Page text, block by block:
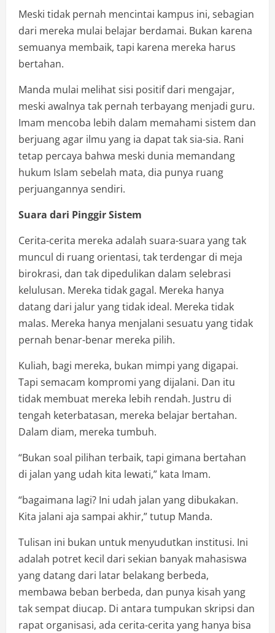
Meski tidak pernah mencintai kampus ini, sebagian
dari mereka mulai belajar berdamai. Bukan karena
semuanya membaik, tapi karena mereka harus
bertahan.
Manda mulai melihat sisi positif dari mengajar,
meski awalnya tak pernah terbayang menjadi guru.
Imam mencoba lebih dalam memahami sistem dan
berjuang agar ilmu yang ia dapat tak sia-sia. Rani
tetap percaya bahwa meski dunia memandang
hukum Islam sebelah mata, dia punya ruang
perjuangannya sendiri.
Suara dari Pinggir Sistem
Cerita-cerita mereka adalah suara-suara yang tak
muncul di ruang orientasi, tak terdengar di meja
birokrasi, dan tak dipedulikan dalam selebrasi
kelulusan. Mereka tidak gagal. Mereka hanya
datang dari jalur yang tidak ideal. Mereka tidak
malas. Mereka hanya menjalani sesuatu yang tidak
pernah benar-benar mereka pilih.
Kuliah, bagi mereka, bukan mimpi yang digapai.
Tapi semacam kompromi yang dijalani. Dan itu
tidak membuat mereka lebih rendah. Justru di
tengah keterbatasan, mereka belajar bertahan.
Dalam diam, mereka tumbuh.
“Bukan soal pilihan terbaik, tapi gimana bertahan
di jalan yang udah kita lewati,” kata Imam.
“bagaimana lagi? Ini udah jalan yang dibukakan.
Kita jalani aja sampai akhir,” tutup Manda.
Tulisan ini bukan untuk menyudutkan institusi. Ini
adalah potret kecil dari sekian banyak mahasiswa
yang datang dari latar belakang berbeda,
membawa beban berbeda, dan punya kisah yang
tak sempat diucap. Di antara tumpukan skripsi dan
rapat organisasi, ada cerita-cerita yang hanya bisa